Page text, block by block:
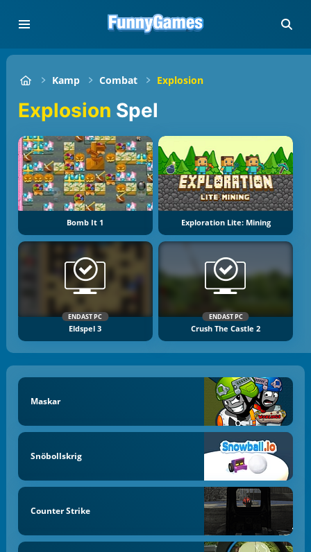
Kamp Combat Explosion
Explosion Spel
Bomb It 1 Exploration Lite: Mining
ENDAST PC
Eldspel 3
ENDAST PC
Crush The Castle 2
Maskar
Snöbollskrig
Counter Strike